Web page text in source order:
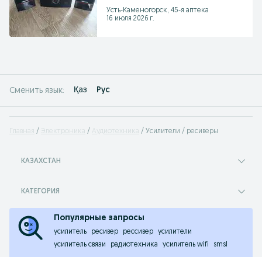
Усть-Каменогорск, 45-я аптека
16 июля 2026 г.
Сменить язык: Қаз Рус
Главная Электроника Аудиотехника Усилители / ресиверы
КАЗАХСТАН
КАТЕГОРИЯ
Популярные запросы
усилитель ресивер рессивер
усилители
усилитель связи
радиотехника усилитель wifi smsl